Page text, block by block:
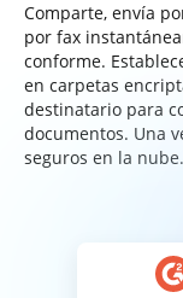
Comparte, envía
por fax
conforme.
en carpetas
destinatario para
documentos. Una
seguros en la nube.